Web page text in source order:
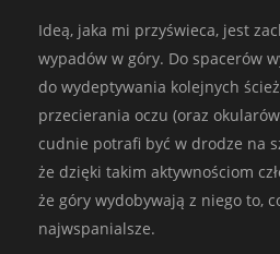
Ideą, jaka mi przyświeca, jest
wypadów w góry. Do spacerów
do wydeptywania kolejnych
przecierania oczu (oraz
cudnie potrafi być w drodze na
że dzięki takim aktywnościom
że góry wydobywają z niego to,
najwspanialsze.